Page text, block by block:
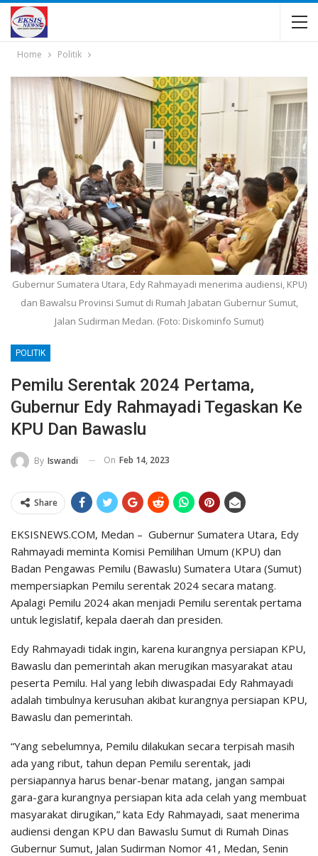
Home Politik
Gubernur Sumatera Utara, Edy Rahmayadi menerima audiensi, KPU)
dan Bawalsu Provinsi Sumut di Rumah Jabatan Gubernur Sumut,
Jalan Sudirman Medan. (Foto: Diskominfo Sumut)
POLITIK
Pemilu Serentak 2024 Pertama,
Gubernur Edy Rahmayadi Tegaskan Ke
KPU Dan Bawaslu
By Iswandi On Feb 14, 2023
Share
EKSISNEWS.COM, Medan – Gubernur Sumatera Utara, Edy
Rahmayadi meminta Komisi Pemilihan Umum (KPU) dan
Badan Pengawas Pemilu (Bawaslu) Sumatera Utara (Sumut)
mempersiapkan Pemilu serentak 2024 secara matang.
Apalagi Pemilu 2024 akan menjadi Pemilu serentak pertama
untuk legislatif, kepala daerah dan presiden.
Edy Rahmayadi tidak ingin, karena kurangnya persiapan KPU,
Bawaslu dan pemerintah akan merugikan masyarakat atau
peserta Pemilu. Hal yang lebih diwaspadai Edy Rahmayadi
adalah timbulnya kerusuhan akibat kurangnya persiapan KPU,
Bawaslu dan pemerintah.
“Yang sebelumnya, Pemilu dilakukan secara terpisah masih
ada yang ribut, tahun depan Pemilu serentak, jadi
persiapannya harus benar-benar matang, jangan sampai
gara-gara kurangnya persiapan kita ada celah yang membuat
masyarakat dirugikan,” kata Edy Rahmayadi, saat menerima
audiensi dengan KPU dan Bawaslu Sumut di Rumah Dinas
Gubernur Sumut, Jalan Sudirman Nomor 41, Medan, Senin